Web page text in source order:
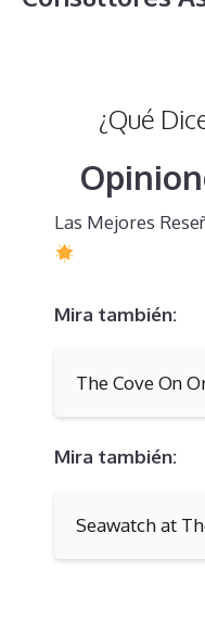
¿Qué
Las Mejores
Mira también:
The Cove On
Mira también:
Seawatch at